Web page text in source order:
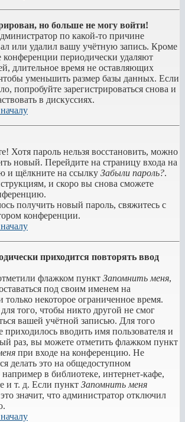
но больше не могу войти!
по какой-то причине
или удалил вашу учётную запись. Кроме
конференции периодически удаляют
длительное время не оставляющих
уменьшить размер базы данных. Если
попробуйте зарегистрироваться снова и
в дискуссиях.
Хотя пароль нельзя восстановить, можно
новый. Перейдите на страницу входа на
и щёлкните на ссылку Забыли пароль?.
и скоро вы снова сможете
получить новый пароль, свяжитесь с
конференции.
приходится повторять ввод
флажком пункт Запомнить меня,
под своим именем на
только некоторое ограниченное время.
того, чтобы никто другой не смог
вашей учётной записью. Для того
приходилось вводить имя пользователя и
раз, вы можете отметить флажком пункт
при входе на конференцию. Не
делать это на общедоступном
в библиотеке, интернет-кафе,
и т. д. Если пункт Запомнить меня
это значит, что администратор отключил